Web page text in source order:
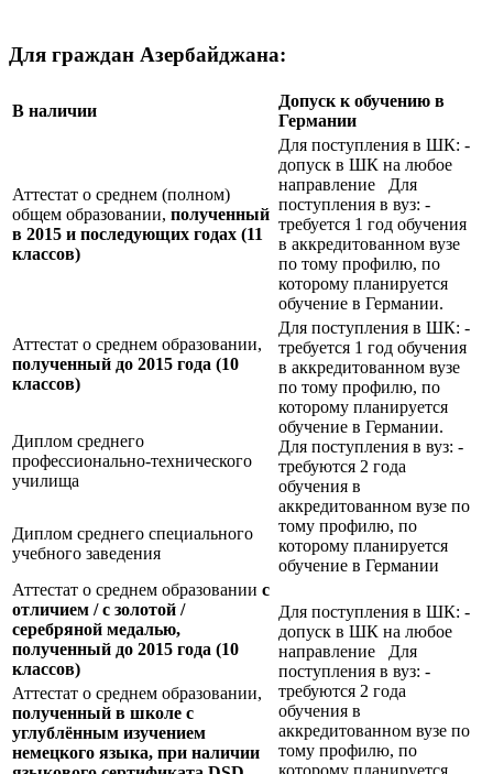
Для граждан Азербайджана:
В наличии
Допуск к обучению в
Германии
Аттестат о среднем (полном)
общем образовании, полученный
в 2015 и последующих годах (11
классов)
Для поступления в ШК: -
допуск в ШК на любое
направление Для
поступления в вуз: -
требуется 1 год обучения
в аккредитованном вузе
по тому профилю, по
которому планируется
обучение в Германии.
Аттестат о среднем образовании,
полученный до 2015 года (10
классов)
Для поступления в ШК: -
требуется 1 год обучения
в аккредитованном вузе
по тому профилю, по
которому планируется
обучение в Германии.
Для поступления в вуз: -
требуются 2 года
обучения в
аккредитованном вузе по
тому профилю, по
которому планируется
обучение в Германии
Диплом среднего
профессионально-технического
училища
Диплом среднего специального
учебного заведения
Аттестат о среднем образовании с
отличием / с золотой /
серебряной медалью,
полученный до 2015 года (10
классов)
Для поступления в ШК: -
допуск в ШК на любое
направление Для
поступления в вуз: -
требуются 2 года
обучения в
аккредитованном вузе по
тому профилю, по
которому планируется
Аттестат о среднем образовании,
полученный в школе с
углублённым изучением
немецкого языка, при наличии